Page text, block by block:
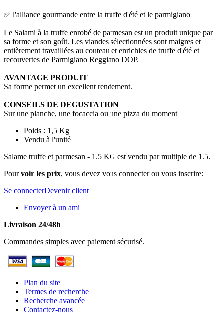
✅ l'alliance gourmande entre la truffe d'été et le parmigiano
Le Salami à la truffe enrobé de parmesan est un produit unique par
sa forme et son goût. Les viandes sélectionnées sont maigres et
entièrement travaillées au couteau et enrichies de truffe d'été et
recouvertes de Parmigiano Reggiano DOP.
AVANTAGE PRODUIT
Sa forme permet un excellent rendement.
CONSEILS DE DEGUSTATION
Sur une planche, une focaccia ou une pizza du moment
Poids : 1,5 Kg
Vendu à l'unité
Salame truffe et parmesan - 1.5 KG est vendu par multiple de 1.5.
Pourvoir les prix, vous devez vous connecter ou vous inscrire:
Se connecterDevenir client
Envoyer à un ami
Livraison 24/48h
Commandes simples avec paiement sécurisé.
Plan du site
Termes de recherche
Recherche avancée
Contactez-nous